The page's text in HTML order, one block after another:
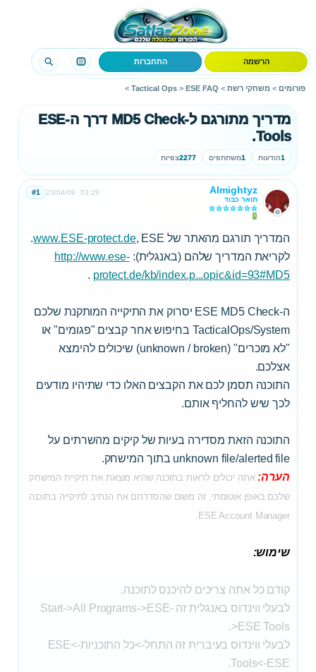
הרשמה התחברות
פורומים > משחקי רשת >
Tactical Ops > ESE FAQ
>
מדריך מתורגם ל-MD5 Check דרך ה-ESE
Tools.
1הודעות 1משתתפים 2277צפיות
Almightyz
תואר כבוד
23/04/09 03:29
#1
המדריך תורגם מהאתר של www.ESE-protect.de, ESE.
לקריאת המדריך שלהם (באנגלית):http://www.ese-
protect.de/kb/index.p...opic&id=93#MD5
.
ה-ESE MD5 Check יסרוק את התיקייה המותקנת שלכם
TacticalOps/System בחיפוש אחר קבצים "פגומים" או
"לא מוכרים" (unknown / broken) שיכולים להימצא
אצלכם.
התוכנה תסמן לכם את הקבצים האלו כדי שתיהיו מודעים
לכך שיש להחליף אותם.
התוכנה הזאת מסדירה בעיות של קיקים מהשרתים על
unknown file/alerted file בתוך המישחק.
הערה: אתה יכולים לראות בתוכנה שהיא מוצאת את תיקיית המישחק
שלכם באופן אוטומתי, זה משום שהסדרתם את הנתיב לתיקייה בתוכנה
ESE Account Manager.
שימוש:
קודם כל אתה צריכים להיכנס לתוכנה.
לבעלי ווינדוס באנגלית זה Start->All Programs->ESE-
>ESE Tools.
לבעלי ווינדוס בעיברית זה התחל->כל התוכניות->ESE
Tools<-ESE.